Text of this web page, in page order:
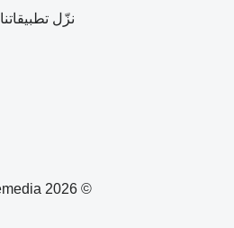
© 2026 Linemedia
نزّل تطبيقاتنا